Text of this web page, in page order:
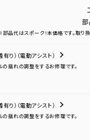
品代はスポーク1本価格です。取り
有り） （電動アシスト）
の揺れの調整をするお修理です。
有り） （電動アシスト）
の揺れの調整をするお修理です。